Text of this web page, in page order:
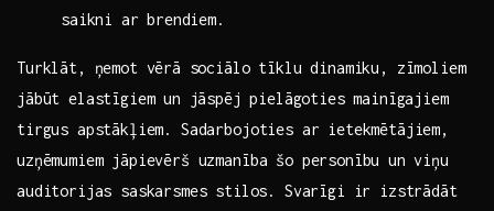
saikni ⁢ar brendiem.
Turklāt, ņemot vērā⁣ sociālo‌ tīklu‌ dinamiku, zīmoliem
jābūt elastīgiem ⁢un​ jāspēj ⁢pielāgoties mainīgajiem
tirgus apstākļiem. Sadarbojoties ar‌ ietekmētājiem,
‌uzņēmumiem jāpievērš uzmanība šo personību ⁣un viņu
auditorijas saskarsmes ⁣stilos. Svarīgi ir izstrādāt​